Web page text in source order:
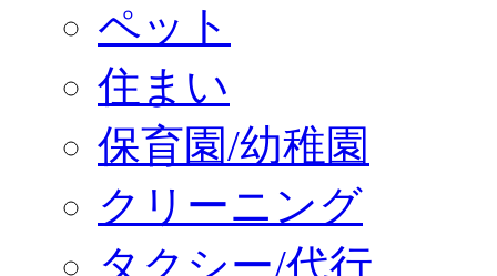
ペット
住まい
保育園/幼稚園
クリーニング
タクシー/代行